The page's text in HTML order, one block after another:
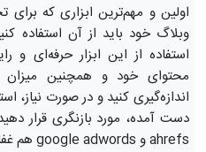
اولین و مهم‌ترین ابزاری که
استفاده از این ابزار حرفه‌ای و
محتوای خود و همچنین میزان
اندازه‌گیری کنید و در صورت نیاز،
دست آمده، مورد بازنگری قرار
ahrefs و google adwords هم غفلت نکنید.